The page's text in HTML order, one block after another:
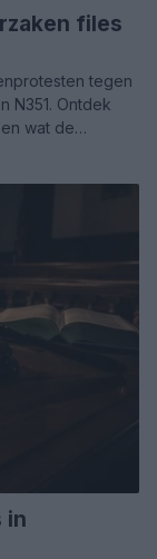
files
tegen
N351. Ontdek
wat de…
in